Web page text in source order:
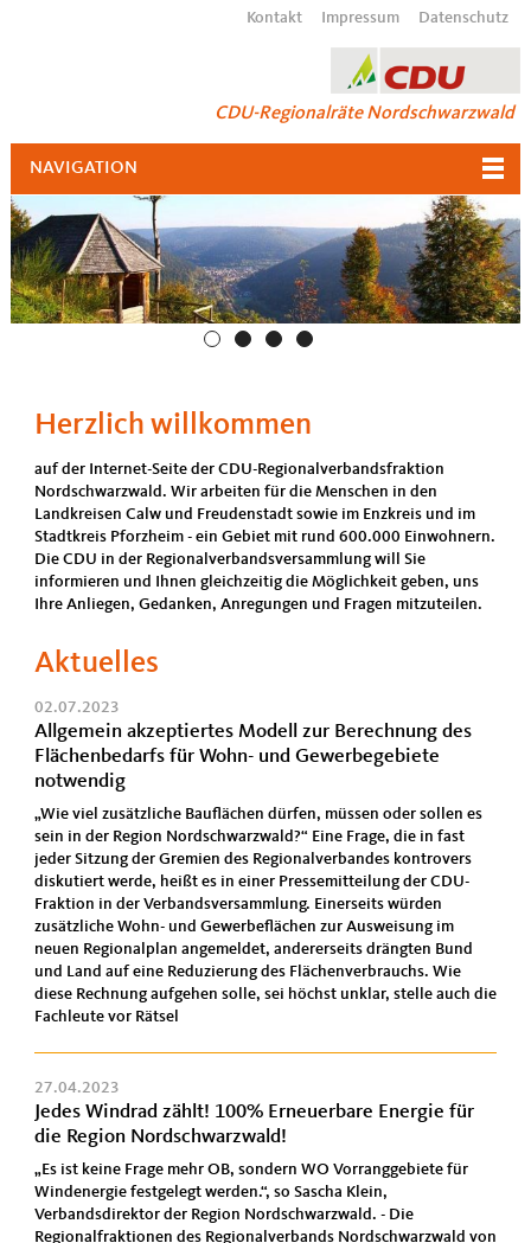
Kontakt Impressum Datenschutz
CDU-Regionalräte Nordschwarzwald
NAVIGATION
Herzlich willkommen
auf der Internet-Seite der CDU-Regionalverbandsfraktion
Nordschwarzwald. Wir arbeiten für die Menschen in den
Landkreisen Calw und Freudenstadt sowie im Enzkreis und im
Stadtkreis Pforzheim - ein Gebiet mit rund 600.000 Einwohnern.
Die CDU in der Regionalverbandsversammlung will Sie
informieren und Ihnen gleichzeitig die Möglichkeit geben, uns
Ihre Anliegen, Gedanken, Anregungen und Fragen mitzuteilen.
Aktuelles
02.07.2023
Allgemein akzeptiertes Modell zur Berechnung des
Flächenbedarfs für Wohn- und Gewerbegebiete
notwendig
„Wie viel zusätzliche Bauflächen dürfen, müssen oder sollen es
sein in der Region Nordschwarzwald?“ Eine Frage, die in fast
jeder Sitzung der Gremien des Regionalverbandes kontrovers
diskutiert werde, heißt es in einer Pressemitteilung der CDU-
Fraktion in der Verbandsversammlung. Einerseits würden
zusätzliche Wohn- und Gewerbeflächen zur Ausweisung im
neuen Regionalplan angemeldet, andererseits drängten Bund
und Land auf eine Reduzierung des Flächenverbrauchs. Wie
diese Rechnung aufgehen solle, sei höchst unklar, stelle auch die
Fachleute vor Rätsel
27.04.2023
Jedes Windrad zählt! 100% Erneuerbare Energie für
die Region Nordschwarzwald!
„Es ist keine Frage mehr OB, sondern WO Vorranggebiete für
Windenergie festgelegt werden.“, so Sascha Klein,
Verbandsdirektor der Region Nordschwarzwald. - Die
Regionalfraktionen des Regionalverbands Nordschwarzwald von